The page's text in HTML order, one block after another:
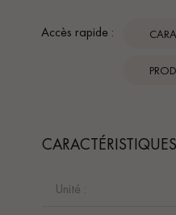
Accès rapide :
CARACTÉRISTIQUES
Unité :